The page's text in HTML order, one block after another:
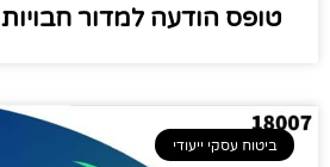
טופס הודעה למדור חבויות
ביטוח עסקי ייעודי